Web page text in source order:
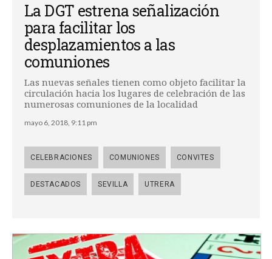
La DGT estrena señalización
para facilitar los
desplazamientos a las
comuniones
Las nuevas señales tienen como objeto facilitar la
circulación hacia los lugares de celebración de las
numerosas comuniones de la localidad
mayo 6, 2018, 9:11 pm
CELEBRACIONES COMUNIONES CONVITES
DESTACADOS SEVILLA UTRERA